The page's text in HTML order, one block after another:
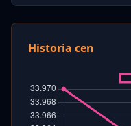
Historia cen